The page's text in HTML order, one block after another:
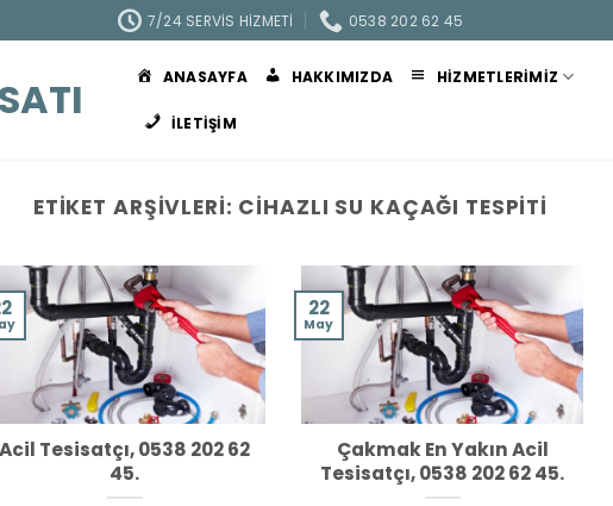
7/24 SERVIS HIZMETI 0538 202 62 45
ANASAYFA HAKKIMIZDA HIZMETLERIMIZ
İLETIŞIM
ETIKET ARŞIVLERI: CIHAZLI SU KAÇAĞI TESPITI
Acil Tesisatçı, 0538 202 62
45.
Çakmak En Yakın Acil
Tesisatçı, 0538 202 62 45.
22
May